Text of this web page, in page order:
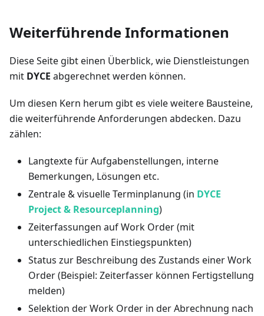
Weiterführende Informationen
Diese Seite gibt einen Überblick, wie Dienstleistungen
mit DYCE abgerechnet werden können.
Um diesen Kern herum gibt es viele weitere Bausteine,
die weiterführende Anforderungen abdecken. Dazu
zählen:
Langtexte für Aufgabenstellungen, interne
Bemerkungen, Lösungen etc.
Zentrale & visuelle Terminplanung (in DYCE
Project & Resourceplanning)
Zeiterfassungen auf Work Order (mit
unterschiedlichen Einstiegspunkten)
Status zur Beschreibung des Zustands einer Work
Order (Beispiel: Zeiterfasser können Fertigstellung
melden)
Selektion der Work Order in der Abrechnung nach